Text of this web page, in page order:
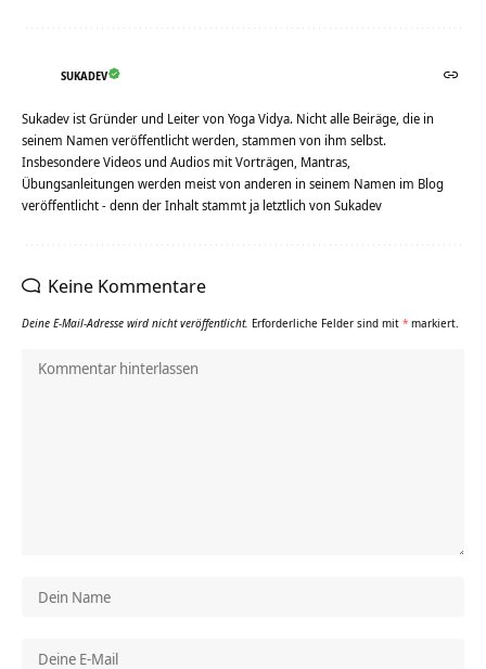
SUKADEV
Sukadev ist Gründer und Leiter von Yoga Vidya. Nicht alle Beiräge, die in
seinem Namen veröffentlicht werden, stammen von ihm selbst.
Insbesondere Videos und Audios mit Vorträgen, Mantras,
Übungsanleitungen werden meist von anderen in seinem Namen im Blog
veröffentlicht - denn der Inhalt stammt ja letztlich von Sukadev
Keine Kommentare
Deine E-Mail-Adresse wird nicht veröffentlicht. Erforderliche Felder sind mit * markiert.